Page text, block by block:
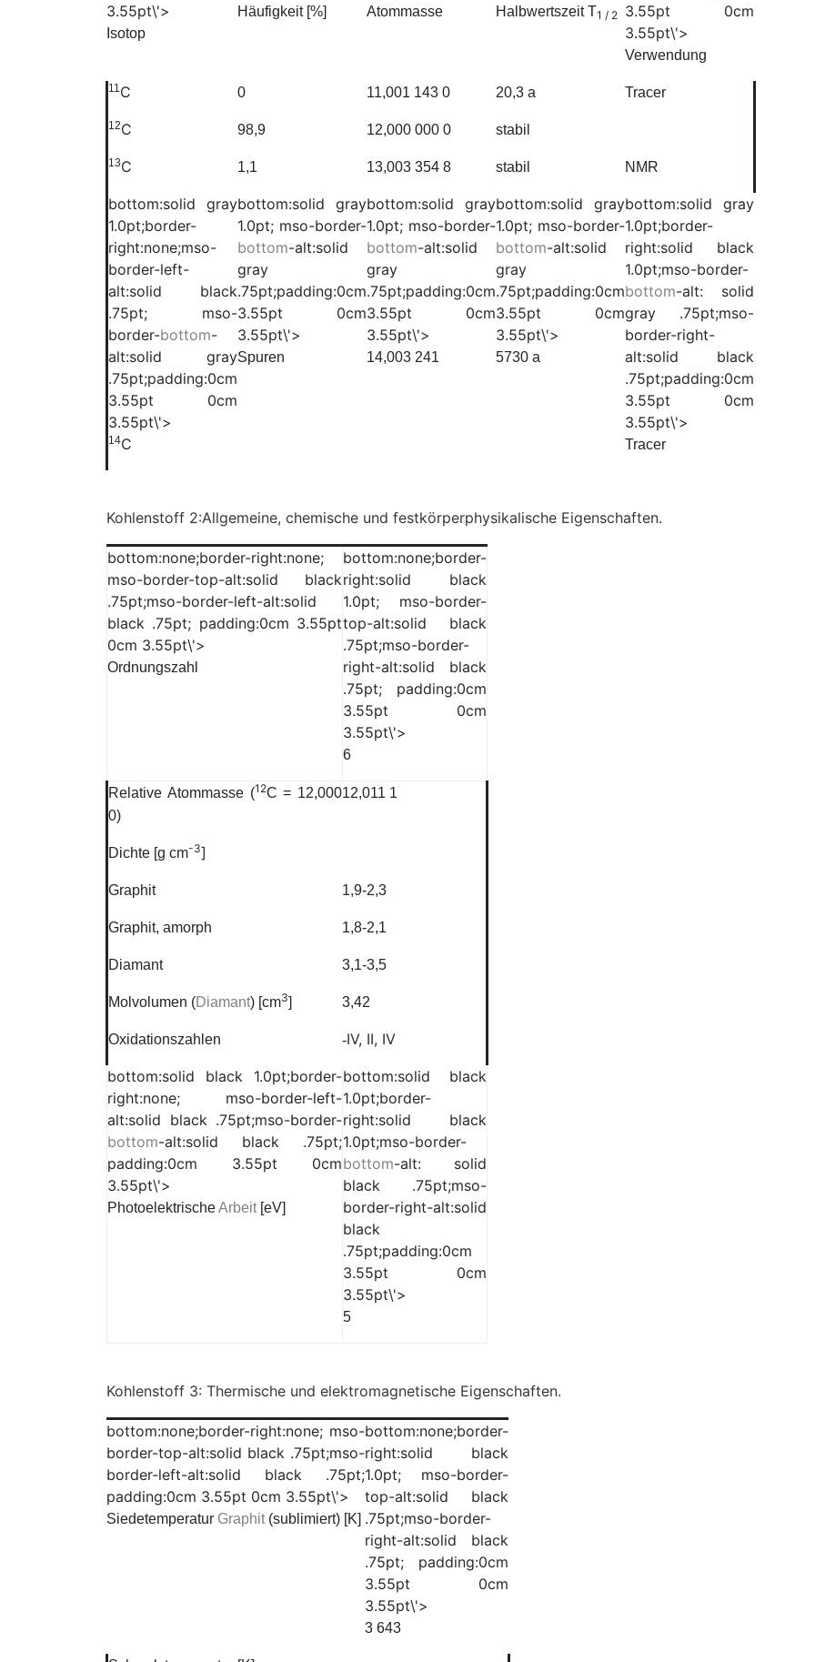
3.55pt\'>
Isotop
Häufigkeit [%] Atommasse Halbwertszeit T1 / 2 3.55pt 0cm
3.55pt\'>
Verwendung
11 C 0 11,001 143 0 20,3 a Tracer
12C 98,9 12,000 000 0 stabil
13C 1,1 13,003 354 8 stabil NMR
bottom:solid gray
1.0pt;border-
right:none;mso-
border-left-
alt:solid black
.75pt; mso-
border-bottom-
alt:solid gray
.75pt;padding:0cm
3.55pt 0cm
3.55pt\'>
14C
bottom:solid gray
1.0pt; mso-border-
bottom-alt:solid
gray
.75pt;padding:0cm
3.55pt 0cm
3.55pt\'>
Spuren
bottom:solid gray
1.0pt; mso-border-
bottom-alt:solid
gray
.75pt;padding:0cm
3.55pt 0cm
3.55pt\'>
14,003 241
bottom:solid gray
1.0pt; mso-border-
bottom-alt:solid
gray
.75pt;padding:0cm
3.55pt 0cm
3.55pt\'>
5730 a
bottom:solid gray
1.0pt;border-
right:solid black
1.0pt;mso-border-
bottom-alt: solid
gray .75pt;mso-
border-right-
alt:solid black
.75pt;padding:0cm
3.55pt 0cm
3.55pt\'>
Tracer
Kohlenstoff 2:Allgemeine, chemische und festkörperphysikalische Eigenschaften.
bottom:none;border-right:none;
mso-border-top-alt:solid black
.75pt;mso-border-left-alt:solid
black .75pt; padding:0cm 3.55pt
0cm 3.55pt\'>
Ordnungszahl
bottom:none;border-
right:solid black
1.0pt; mso-border-
top-alt:solid black
.75pt;mso-border-
right-alt:solid black
.75pt; padding:0cm
3.55pt 0cm
3.55pt\'>
6
Relative Atommasse (12C = 12,000
0)
12,011 1
Dichte [g cm-3]
Graphit 1,9-2,3
Graphit, amorph 1,8-2,1
Diamant 3,1-3,5
Molvolumen (Diamant) [cm3] 3,42
Oxidationszahlen -IV, II, IV
bottom:solid black 1.0pt;border-
right:none; mso-border-left-
alt:solid black .75pt;mso-border-
bottom-alt:solid black .75pt;
padding:0cm 3.55pt 0cm
3.55pt\'>
PhotoelektrischeArbeit[eV]
bottom:solid black
1.0pt;border-
right:solid black
1.0pt;mso-border-
bottom-alt: solid
black .75pt;mso-
border-right-alt:solid
black
.75pt;padding:0cm
3.55pt 0cm
3.55pt\'>
5
Kohlenstoff 3: Thermische und elektromagnetische Eigenschaften.
bottom:none;border-right:none; mso-
border-top-alt:solid black .75pt;mso-
border-left-alt:solid black .75pt;
padding:0cm 3.55pt 0cm 3.55pt\'>
Siedetemperatur Graphit(sublimiert) [K]
bottom:none;border-
right:solid black
1.0pt; mso-border-
top-alt:solid black
.75pt;mso-border-
right-alt:solid black
.75pt; padding:0cm
3.55pt 0cm
3.55pt\'>
3 643